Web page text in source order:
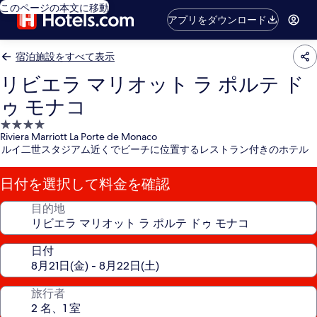
このページの本文に移動
アプリをダウンロード
宿泊施設をすべて表示
リビエラ マリオット ラ ポルテ ド
ゥ モナコ
4.0
つ
星
宿
泊
施
Riviera Marriott La Porte de Monaco
ルイ二世スタジアム近くでビーチに位置するレストラン付きのホテル
日付を選択して料金を確認
目的地
日付
旅行者